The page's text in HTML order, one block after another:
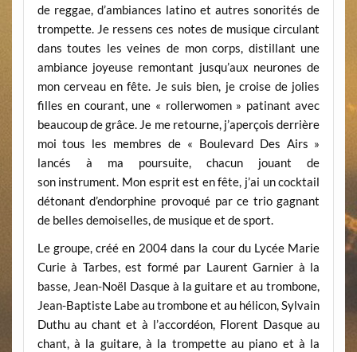
de reggae, d’ambiances latino et autres sonorités de
trompette. Je ressens ces notes de musique circulant
dans toutes les veines de mon corps, distillant une
ambiance joyeuse remontant jusqu’aux neurones de
mon cerveau en fête. Je suis bien, je croise de jolies
filles en courant, une « rollerwomen » patinant avec
beaucoup de grâce. Je me retourne, j’aperçois derrière
moi tous les membres de « Boulevard Des Airs »
lancés à ma poursuite, chacun jouant de
son instrument. Mon esprit est en fête, j’ai un cocktail
détonant d’endorphine provoqué par ce trio gagnant
de belles demoiselles, de musique et de sport.
Le groupe, créé en 2004 dans la cour du Lycée Marie
Curie à Tarbes, est formé par Laurent Garnier à la
basse, Jean-Noël Dasque à la guitare et au trombone,
Jean-Baptiste Labe au trombone et au hélicon, Sylvain
Duthu au chant et à l’accordéon, Florent Dasque au
chant, à la guitare, à la trompette au piano et à la